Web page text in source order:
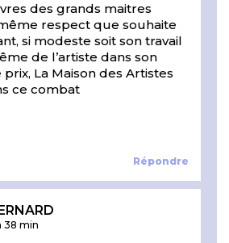
Répondre
des grands maitres
respect que souhaite
si modeste soit son travail
de l’artiste dans son
La Maison des Artistes
ce combat
38 min